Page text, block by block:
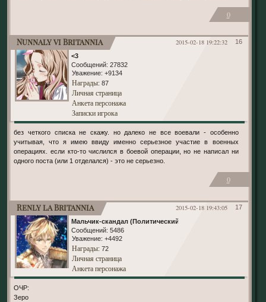
0
16
2015-02-18 19:22:32
Nunnaly vi Britannia
<3
Сообщений: 27832
Уважение: +9134
Награды: 87
Личная страница
Анкета персонажа
Записки игрока
без четкого списка не скажу. но далеко не все воевали - особенно
учитывая, что я имею ввиду именно серьезное участие в военных
операциях. если кто-то числился в боевой операции, но не написал ни
одного поста (или 1 отделался) - это не серьезно.
0
17
2015-02-18 19:43:05
Renly la Britannia
Мальчик-скандал (Политический)
Сообщений: 5486
Уважение: +4492
Награды: 72
Личная страница
Анкета персонажа
ОЧР:
Зеро